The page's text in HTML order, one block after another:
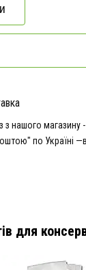
з нашого магазину
по Україні
для